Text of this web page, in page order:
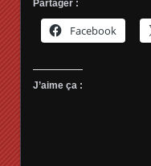
Partager :
Facebook
J’aime ça :